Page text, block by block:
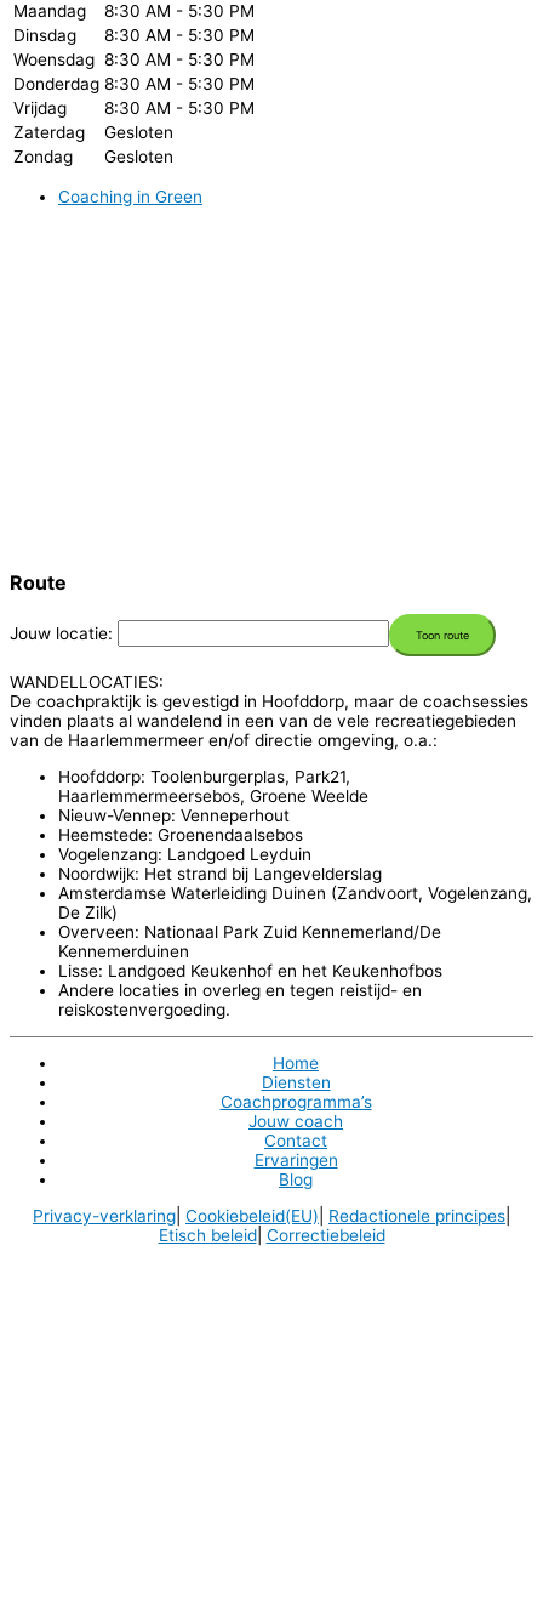
Maandag
8:30 AM - 5:30 PM
Dinsdag
8:30 AM - 5:30 PM
Woensdag 8:30 AM - 5:30 PM
Donderdag 8:30 AM - 5:30 PM
Vrijdag
8:30 AM - 5:30 PM
Zaterdag
Gesloten
Zondag
Gesloten
Coaching in Green
Route
Jouw locatie:
WANDELLOCATIES:
De coachpraktijk is gevestigd in Hoofddorp, maar de coachsessies
vinden plaats al wandelend in een van de vele recreatiegebieden
van de Haarlemmermeer en/of directie omgeving, o.a.:
Hoofddorp: Toolenburgerplas, Park21,
Haarlemmermeersebos, Groene Weelde
Nieuw-Vennep: Venneperhout
Heemstede: Groenendaalsebos
Vogelenzang: Landgoed Leyduin
Noordwijk: Het strand bij Langevelderslag
Amsterdamse Waterleiding Duinen (Zandvoort, Vogelenzang,
De Zilk)
Overveen: Nationaal Park Zuid Kennemerland/De
Kennemerduinen
Lisse: Landgoed Keukenhof en het Keukenhofbos
Andere locaties in overleg en tegen reistijd- en
reiskostenvergoeding.
Home
Diensten
Coachprogramma’s
Jouw coach
Contact
Ervaringen
Blog
Privacy-verklaring Cookiebeleid(EU) Redactionele principes
Etisch beleid| Correctiebeleid